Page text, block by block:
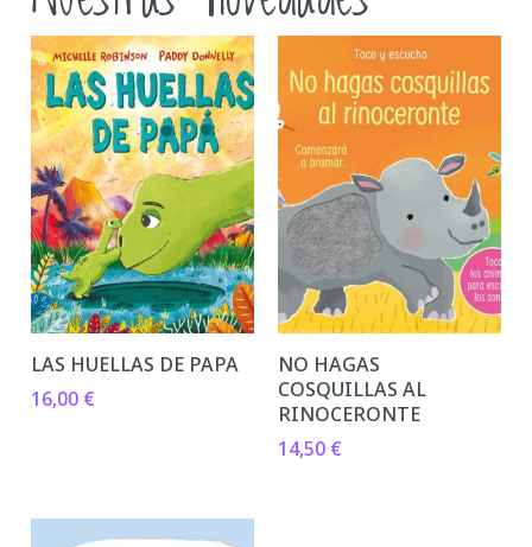
LAS HUELLAS DE PAPA
16,00 €
NO HAGAS
COSQUILLAS AL
RINOCERONTE
14,50 €